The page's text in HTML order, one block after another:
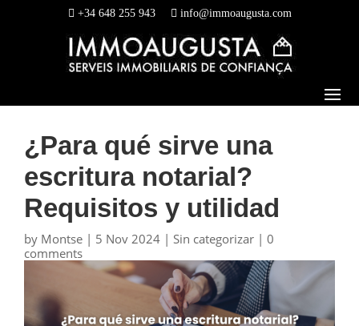
+34 648 255 943 info@immoaugusta.com
¿Para qué sirve una
escritura notarial?
Requisitos y utilidad
by Montse | 5 Nov 2024 | Sin categorizar | 0
comments